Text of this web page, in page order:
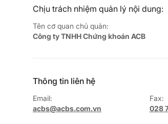
Chịu trách nhiệm quản lý nội dung:
Tên cơ quan chủ quản:
Công ty TNHH Chứng khoán ACB
Thông tin liên hệ
Email:
acbs@acbs.com.vn
Fax:
028